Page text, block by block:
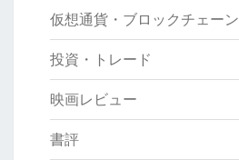
仮想通貨・ブロックチェーン
投資・トレード
映画レビュー
書評